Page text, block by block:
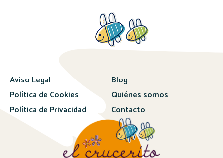
Aviso Legal
Política de Cookies
Política de Privacidad
Blog
Quiénes somos
Contacto